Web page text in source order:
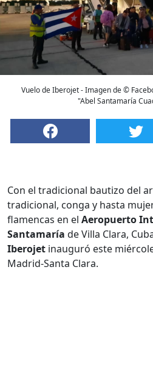
Vuelo de Iberojet - Imagen de ©
"Abel Santamaría
Con el tradicional bautizo del
tradicional, conga y hasta
flamencas en el Aeropuerto
Santamaría de Villa Clara,
Iberojet inauguró este
Madrid-Santa Clara.